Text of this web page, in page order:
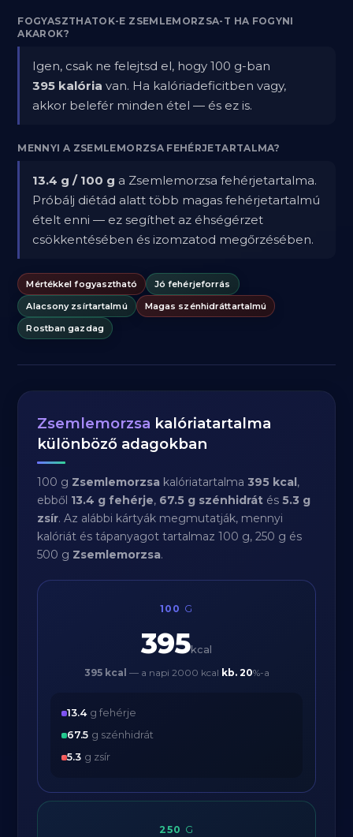
FOGYASZTHATOK-E ZSEMLEMORZSA-T HA FOGYNI
AKAROK?
Igen, csak ne felejtsd el, hogy 100 g-ban
395 kalória van. Ha kalóriadeficitben vagy,
akkor belefér minden étel — és ez is.
MENNYI A ZSEMLEMORZSA FEHÉRJETARTALMA?
13.4 g / 100 g a Zsemlemorzsa fehérjetartalma.
Próbálj diétád alatt több magas fehérjetartalmú
ételt enni — ez segíthet az éhségérzet
csökkentésében és izomzatod megőrzésében.
Mértékkel fogyasztható
Jó fehérjeforrás
Alacsony zsírtartalmú
Magas szénhidráttartalmú
Rostban gazdag
Zsemlemorzsa kalóriatartalma
különböző adagokban
100 g Zsemlemorzsa kalóriatartalma395 kcal,
ebből 13.4 g fehérje, 67.5 g szénhidrát és5.3 g
zsír. Az alábbi kártyák megmutatják, mennyi
kalóriát és tápanyagot tartalmaz 100 g, 250 g és
500 g Zsemlemorzsa.
100 G
395kcal
395 kcal — a napi 2000 kcal kb. 20%-a
13.4 g fehérje
67.5 g szénhidrát
5.3 g zsír
250 G